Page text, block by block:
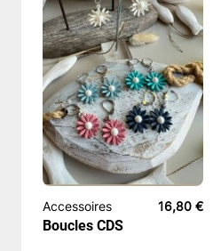
Accessoires 16,80 €
Boucles CDS